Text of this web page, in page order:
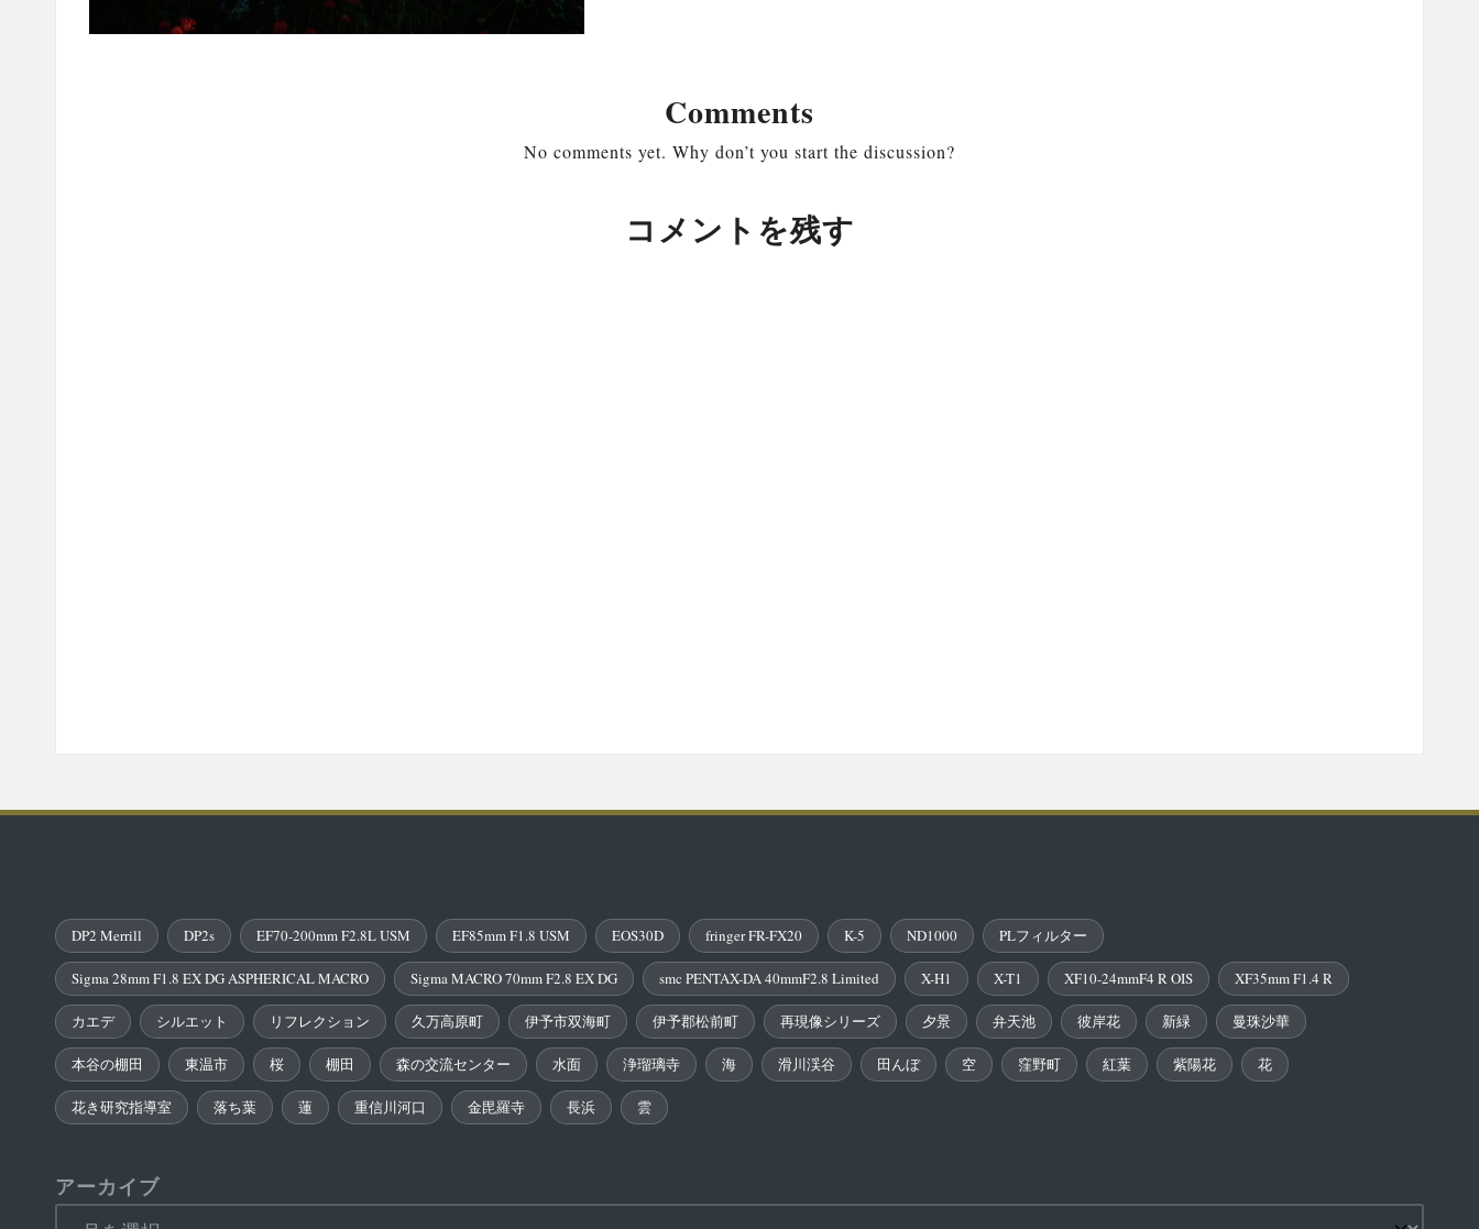
Comments
No comments yet. Why don’t you start the discussion?
コメントを残す
DP2 Merrill DP2s EF70-200mm F2.8L USM EF85mm F1.8 USM EOS30D fringer FR-FX20 K-5 ND1000 PLフィルター
Sigma 28mm F1.8 EX DG ASPHERICAL MACRO Sigma MACRO 70mm F2.8 EX DG smc PENTAX-DA 40mmF2.8 Limited X-H1 X-T1 XF10-24mmF4 R OIS XF35mm F1.4 R
カエデ シルエット リフレクション 久万高原町 伊予市双海町 伊予郡松前町 再現像シリーズ 夕景 弁天池 彼岸花 新緑 曼珠沙華
本谷の棚田 東温市 桜 棚田 森の交流センター 水面 浄瑠璃寺 海 滑川渓谷 田んぼ 空 窪野町 紅葉 紫陽花 花
花き研究指導室 落ち葉 蓮 重信川河口 金毘羅寺 長浜 雲
アーカイブ